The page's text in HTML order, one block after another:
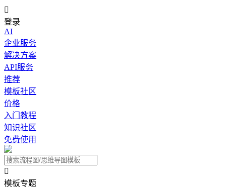

登录
AI
企业服务
解决方案
API服务
推荐
模板社区
价格
入门教程
知识社区
免费使用

模板专题